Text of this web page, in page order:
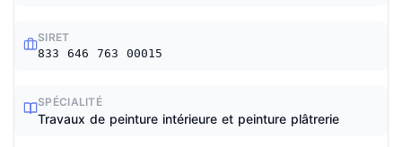
SIRET
833 646 763 00015
SPÉCIALITÉ
Travaux de peinture intérieure et peinture plâtrerie